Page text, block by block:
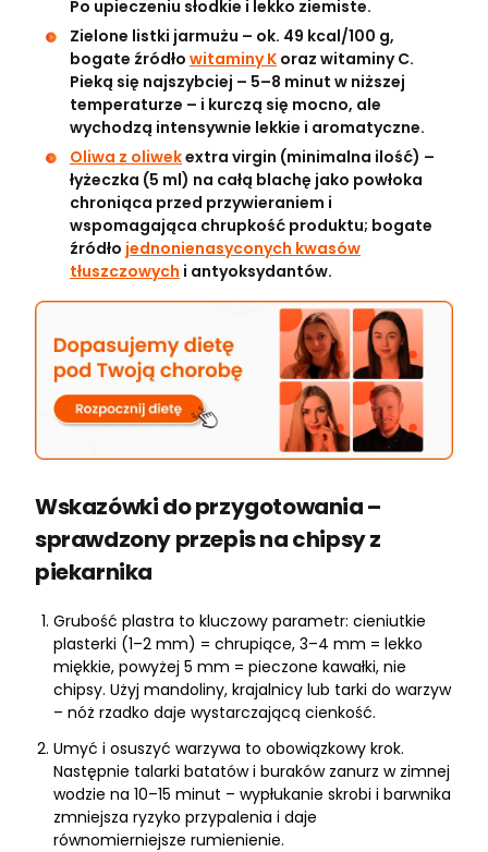
Po upieczeniu słodkie i lekko ziemiste.
Zielone listki jarmużu – ok. 49 kcal/100 g,
bogate źródło witaminy K oraz witaminy C.
Pieką się najszybciej – 5–8 minut w niższej
temperaturze – i kurczą się mocno, ale
wychodzą intensywnie lekkie i aromatyczne.
Oliwa z oliwekextra virgin (minimalna ilość) –
łyżeczka (5 ml) na całą blachę jako powłoka
chroniąca przed przywieraniem i
wspomagająca chrupkość produktu; bogate
źródło jednonienasyconych kwasów
tłuszczowych i antyoksydantów.
Wskazówki do przygotowania –
sprawdzony przepis na chipsy z
piekarnika
Grubość plastra to kluczowy parametr: cieniutkie
plasterki (1–2 mm) = chrupiące, 3–4 mm = lekko
miękkie, powyżej 5 mm = pieczone kawałki, nie
chipsy. Użyj mandoliny, krajalnicy lub tarki do warzyw
– nóż rzadko daje wystarczającą cienkość.
Umyć i osuszyć warzywa to obowiązkowy krok.
Następnie talarki batatów i buraków zanurz w zimnej
wodzie na 10–15 minut – wypłukanie skrobi i barwnika
zmniejsza ryzyko przypalenia i daje
równomierniejsze rumienienie.